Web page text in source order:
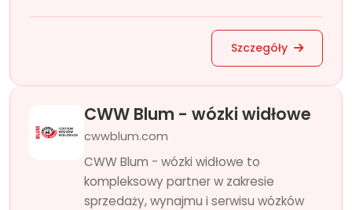
Szczegóły
CWW Blum - wózki widłowe
cwwblum.com
CWW Blum - wózki widłowe to
kompleksowy partner w zakresie
sprzedaży, wynajmu i serwisu wózków